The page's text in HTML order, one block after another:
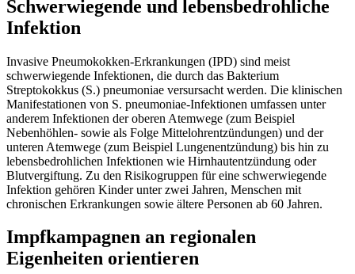
Schwerwiegende und lebensbedrohliche
Infektion
Invasive Pneumokokken-Erkrankungen (IPD) sind meist
schwerwiegende Infektionen, die durch das Bakterium
Streptokokkus (S.) pneumoniae versursacht werden. Die klinischen
Manifestationen von S. pneumoniae-Infektionen umfassen unter
anderem Infektionen der oberen Atemwege (zum Beispiel
Nebenhöhlen- sowie als Folge Mittelohrentzündungen) und der
unteren Atemwege (zum Beispiel Lungenentzündung) bis hin zu
lebensbedrohlichen Infektionen wie Hirnhautentzündung oder
Blutvergiftung. Zu den Risikogruppen für eine schwerwiegende
Infektion gehören Kinder unter zwei Jahren, Menschen mit
chronischen Erkrankungen sowie ältere Personen ab 60 Jahren.
Impfkampagnen an regionalen
Eigenheiten orientieren